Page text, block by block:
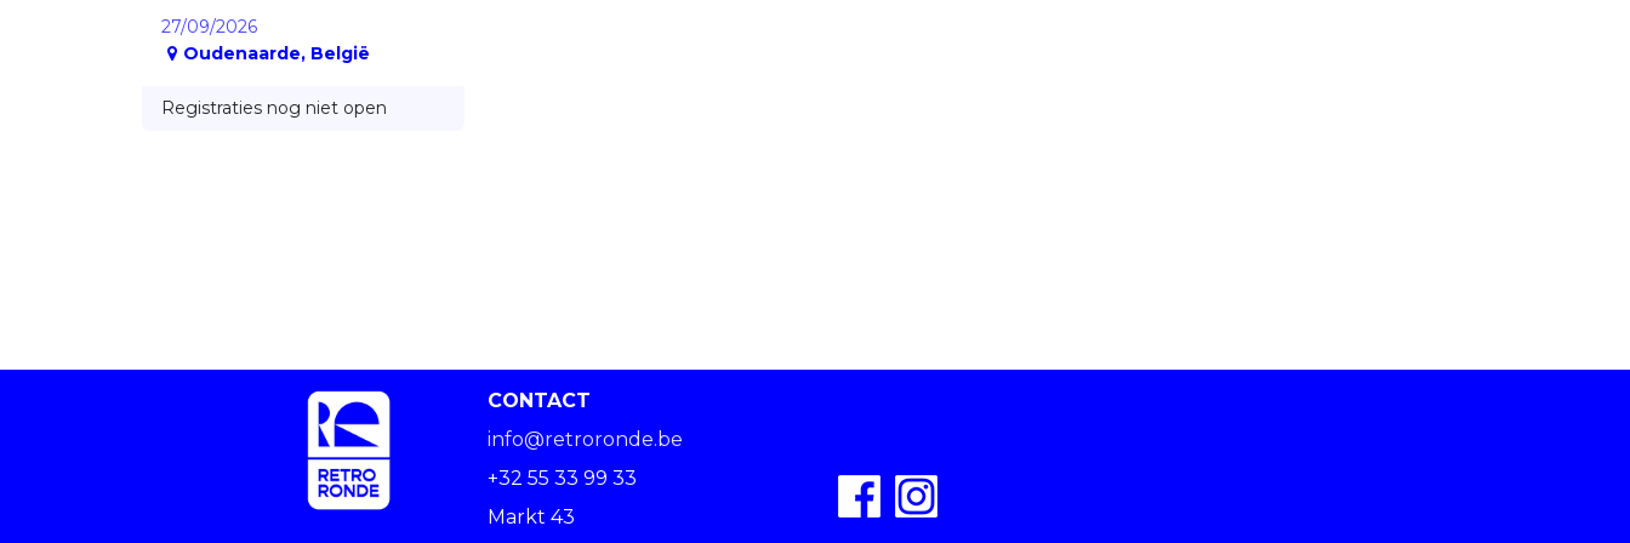
27/09/2026
Oudenaarde, België
Registraties nog niet open
CONTACT
info@retroronde.be
+32 55 33 99 33
Markt 43